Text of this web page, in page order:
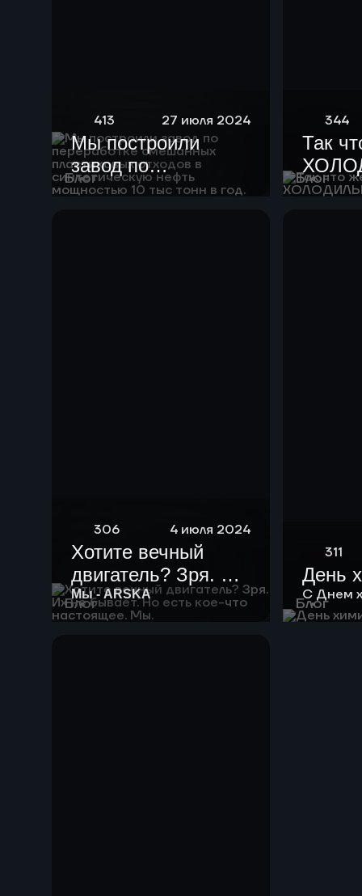
Блог
413 27 июля 2024
Мы построили
завод по
переработке
Блог
344
Так
Блог
306 4 июля 2024
Хотите вечный
двигатель? Зря. Их
не бывает. Но есть
кое-что настоящее.
Мы - ARSKA
Блог
311
День
С Днем